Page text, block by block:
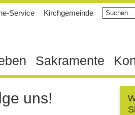
Service Kirchgemeinde
Suchen
nach:
Sakramente
uns!